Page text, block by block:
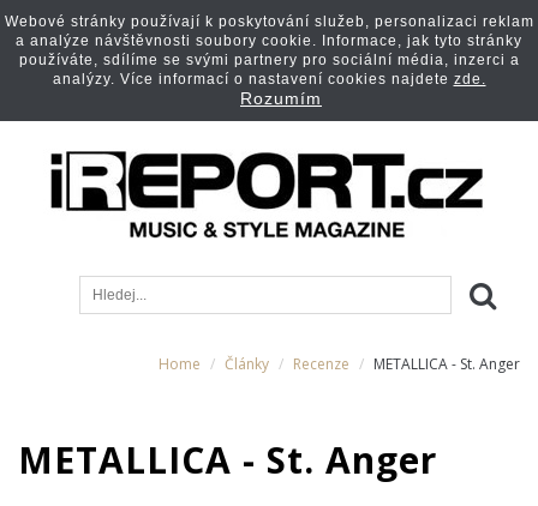
Home Články Recenze METALLICA - St. Anger
METALLICA - St. Anger
Webové stránky používají k poskytování služeb, personalizaci reklam
a analýze návštěvnosti soubory cookie. Informace, jak tyto stránky
používáte, sdílíme se svými partnery pro sociální média, inzerci a
analýzy. Více informací o nastavení cookies najdete zde.
Rozumím